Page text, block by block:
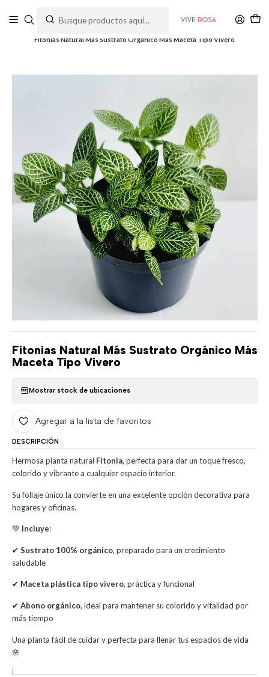
Fitonias Natural Más Sustrato Orgánico Más Maceta Tipo Vivero
Fitonias Natural Más Sustrato Orgánico Más
Maceta Tipo Vivero
Mostrar stock de ubicaciones
Agregar a la lista de favoritos
DESCRIPCIÓN
Hermosa planta natural Fitonia, perfecta para dar un toque fresco,
colorido y vibrante a cualquier espacio interior.
Su follaje único la convierte en una excelente opción decorativa para
hogares y oficinas.
💚 Incluye:
✔ Sustrato 100% orgánico, preparado para un crecimiento
saludable
✔ Maceta plástica tipo vivero, práctica y funcional
✔ Abono orgánico, ideal para mantener su colorido y vitalidad por
más tiempo
Una planta fácil de cuidar y perfecta para llenar tus espacios de vida
🌸